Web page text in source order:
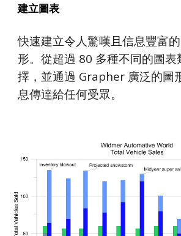
建立圖表
快速建立令人驚嘆且信息豐富
形。從超過 80 多種不同的圖表
擇，並通過 Grapher 廣泛的圖
息傳達給任何受眾。